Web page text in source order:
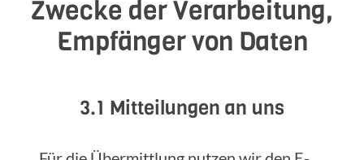
Zwecke der Verarbeitung,
Empfänger von Daten
3.1 Mitteilungen an uns